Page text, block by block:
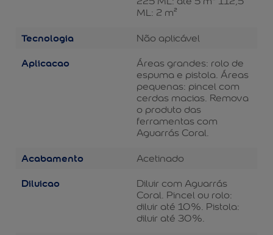
ML: 2 m²
Tecnologia Não aplicável
Aplicacao
Áreas grandes: rolo de
espuma e pistola. Áreas
pequenas: pincel com
cerdas macias. Remova
o produto das
ferramentas com
Aguarrás Coral.
Acabamento Acetinado
Diluicao
Diluir com Aguarrás
Coral. Pincel ou rolo:
diluir até 10%. Pistola:
diluir até 30%.